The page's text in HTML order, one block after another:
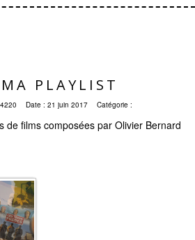
PLAYLIST
Date : 21 juin 2017 Catégorie :
de films composées par Olivier Bernard